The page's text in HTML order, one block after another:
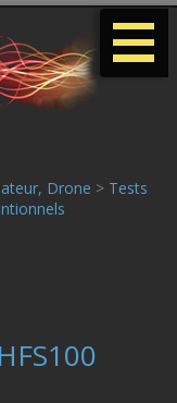
Drone > Tests
-
-
-